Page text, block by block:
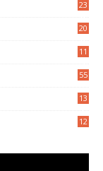
23
20
11
55
13
12